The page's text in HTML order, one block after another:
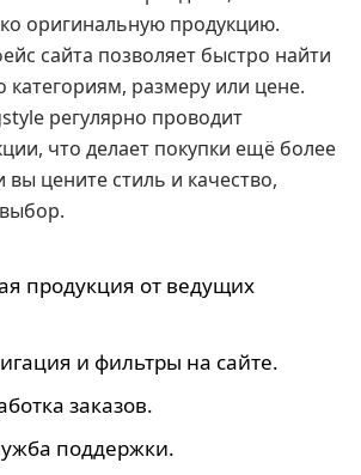
оригинальную продукцию.
сайта позволяет быстро найти
размеру или цене.
регулярно проводит
что делает покупки ещё более
цените стиль и качество,
продукция от ведущих
и фильтры на сайте.
заказов.
поддержки.